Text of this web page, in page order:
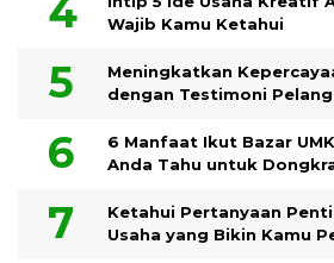
Wajib Kamu Ketahui
Meningkatkan
dengan Testimoni
6 Manfaat Ikut Bazar
Anda Tahu untuk
Ketahui Pertanyaan
Usaha yang Bikin Kamu